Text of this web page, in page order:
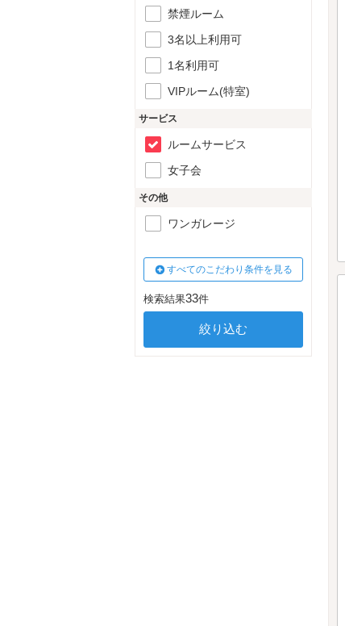
禁煙ルーム
3名以上利用可
1名利用可
VIPルーム(特室)
サービス
ルームサービス
女子会
その他
ワンガレージ
すべてのこだわり条件を見る
検索結果33件